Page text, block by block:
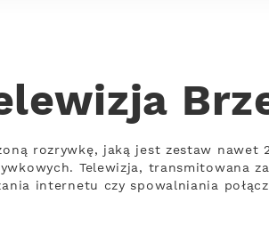
rozrywkę, jaką jest zestaw
Telewizja, transmitowana
internetu czy spowalniania